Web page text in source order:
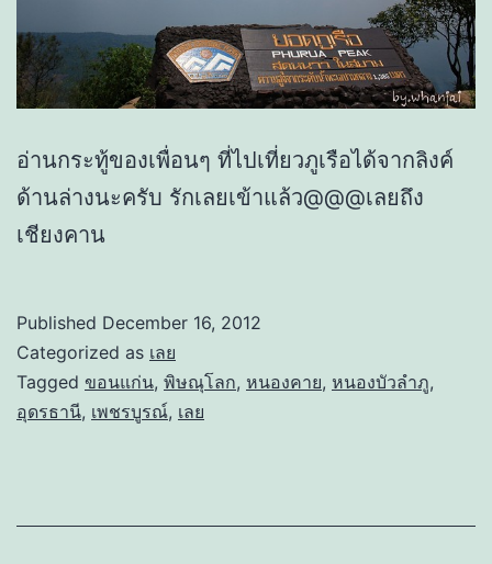
อ่านกระทู้ของเพื่อนๆ ที่ไปเที่ยวภูเรือได้จากลิงค์
ด้านล่างนะครับ รักเลยเข้าแล้ว@@@เลยถึง
เชียงคาน
Published December 16, 2012
Categorized as เลย
Tagged ขอนแก่น, พิษณุโลก, หนองคาย, หนองบัวลำภู,
อุดรธานี, เพชรบูรณ์, เลย